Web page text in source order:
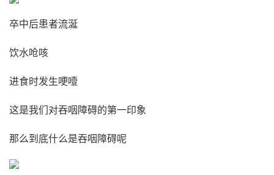
卒中后患者流涎
饮水呛咳
进食时发生哽噎
这是我们对吞咽障碍的第一印象
那么到底什么是吞咽障碍呢